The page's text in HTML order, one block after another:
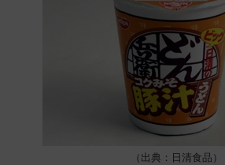
（出典：日清食品）